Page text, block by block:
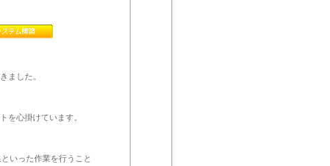
ました。
を心掛けています。
いった作業を行うこと